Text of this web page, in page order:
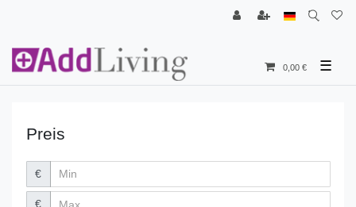
0,00 € ☰
Preis
€
€